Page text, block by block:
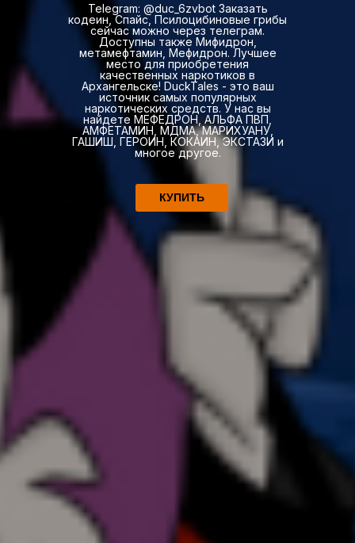
Telegram: @duc_6zvbot Заказать
кодеин, Спайс, Псилоцибиновые грибы
сейчас можно через телеграм.
Доступны также Мифидрон,
метамефтамин, Мефидрон. Лучшее
место для приобретения
качественных наркотиков в
Архангельске! DuckTales - это ваш
источник самых популярных
наркотических средств. У нас вы
найдете МЕФЕДРОН, АЛЬФА ПВП,
АМФЕТАМИН, МДМА, МАРИХУАНУ,
ГАШИШ, ГЕРОИН, КОКАИН, ЭКСТАЗИ и
многое другое.
КУПИТЬ